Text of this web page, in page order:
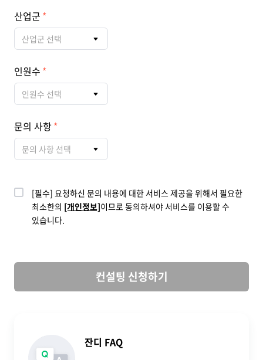
산업군
산업군 선택
인원수
인원수 선택
문의 사항
문의 사항 선택
[필수] 요청하신 문의 내용에 대한 서비스 제공을 위해서 필요한
최소한의 [개인정보]이므로 동의하셔야 서비스를 이용할 수
있습니다.
컨설팅 신청하기
잔디 FAQ